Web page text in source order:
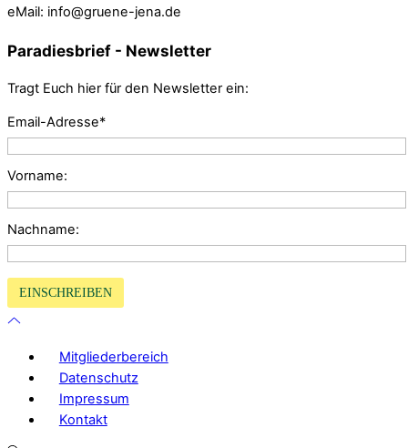
eMail: info@gruene-jena.de
Paradiesbrief - Newsletter
Tragt Euch hier für den Newsletter ein:
Email-Adresse*
Vorname:
Nachname:
Mitgliederbereich
Datenschutz
Impressum
Kontakt